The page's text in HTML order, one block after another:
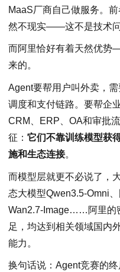
MaaS厂商自己做服务。
然不现实——这不是技术问
而阿里恰好有着天然优势
来的。
Agent要帮用户叫外卖，
调度和支付链路。要帮企
CRM、ERP、OA和审批
征： 它们不靠训练模型获
施和生态连接。
而模型层就更不必说了，
态大模型Qwen3.5-Omni
Wan2.7-Image……阿里的
足，均达到相关领域国内
能力。
换句话说：Agent竞赛的